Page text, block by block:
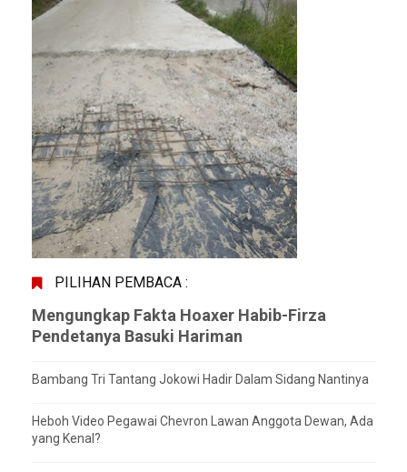
PILIHAN PEMBACA :
Mengungkap Fakta Hoaxer Habib-Firza
Pendetanya Basuki Hariman
Bambang Tri Tantang Jokowi Hadir Dalam Sidang Nantinya
Heboh Video Pegawai Chevron Lawan Anggota Dewan, Ada
yang Kenal?